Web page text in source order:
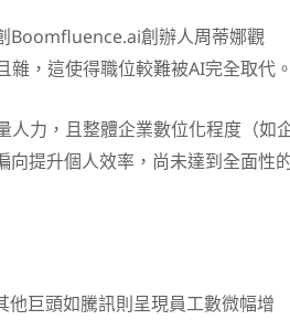
Boomfluence.ai創辦人周蒂娜觀
雜，這使得職位較難被AI完全取代
人力，且整體企業數位化程度（如
向提升個人效率，尚未達到全面性
巨頭如騰訊則呈現員工數微幅增